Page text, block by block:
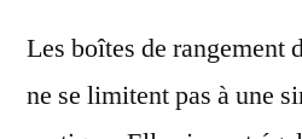
Les boîtes de rangement
ne se limitent pas à une